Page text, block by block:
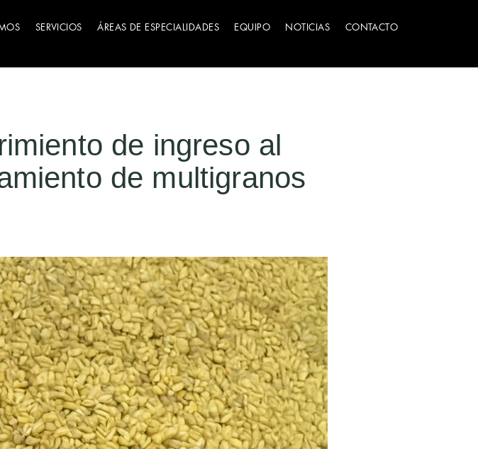
SERVICIOS ÁREAS DE ESPECIALIDADES EQUIPO NOTICIAS CONTACTO
de ingreso al
de multigranos